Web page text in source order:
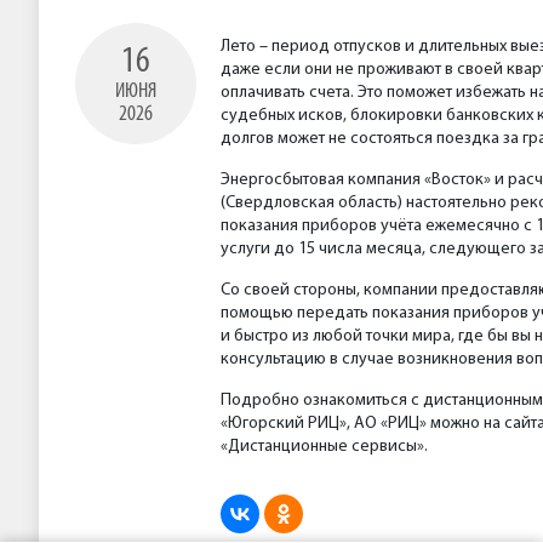
16
ИЮНЯ
2026
Лето – период отпусков и длительных
даже если они не проживают в своей
оплачивать счета. Это поможет избежать
судебных исков, блокировки банковских
долгов может не состояться поездка за
Энергосбытовая компания «Восток» и
(Свердловская область) настоятельно
показания приборов учёта ежемесячно с
услуги до 15 числа месяца, следующего
Со своей стороны, компании
помощью передать показания приборов
и быстро из любой точки мира, где бы вы
консультацию в случае возникновения
Подробно ознакомиться с
«Югорский РИЦ», АО «РИЦ» можно на
«Дистанционные сервисы».